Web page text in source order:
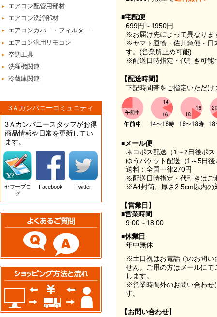
エアコン配管用部材
エアコン洗浄部材
エアコンカバー・フィルター
エアコン汎用リモコン
空調工具
洗濯機関連
冷蔵庫関連
3Ａカンパニーコミュニティ
3Ａカンパニースタッフがお得
商品情報や日常を更新してい
ます。
ヤフーブロ
グ
Facebook Twitter
■宅配便
699円～1950円
※お届け先によって異なりま
※ヤマト運輸・佐川急便・日
す。(営業所止め可能)
※配送日時指定・代引き可能
【配送時間】
下記時間帯をご指定いただけ
■メール便
ネコポス配送（1～2日後ポ
ゆうパケット配送（1～5日
送料：全国一律270円
※配送日時指定・代引きはご
※A4封筒、厚さ2.5cm以内の
【営業日】
■営業時間
9:00～18:00
■休業日
年中無休
※土日祝はお電話でのお問い
せん。ご用の方はメールに
します。
※営業時間外のお問い合わせ
す。
【お問い合わせ】